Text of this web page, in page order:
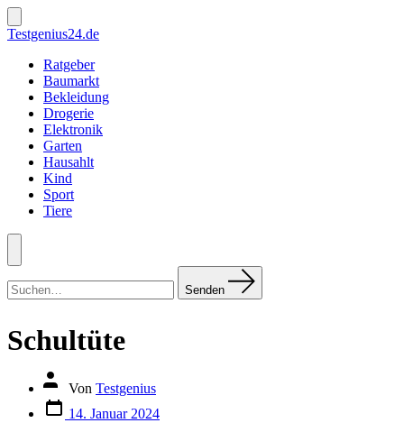
Zum
Inhalt
springen
Suche
ein-/ausblenden
Testgenius24.de
Ratgeber
Baumarkt
Bekleidung
Drogerie
Elektronik
Garten
Hausahlt
Kind
Sport
Tiere
Menü
nach:
Senden
Schultüte
Autor
Beitrags
Von Testgenius
Datum
des 14. Januar 2024